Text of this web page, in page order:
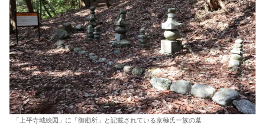
「上平寺城絵図」に「御廟所」と記載されている京極氏一族の墓